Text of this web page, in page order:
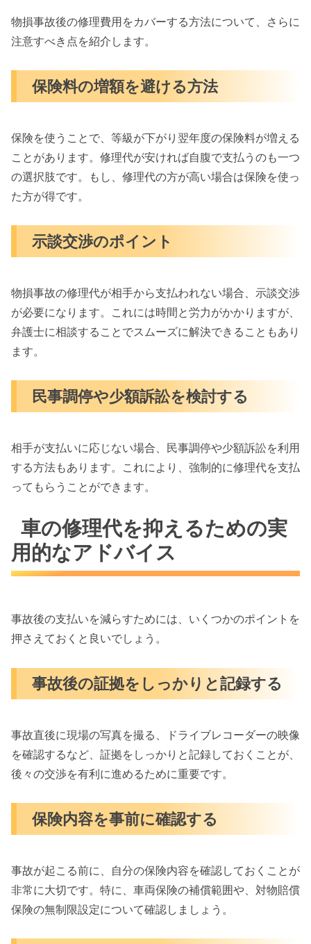
物損事故後の修理費用をカバーする方法について、さらに
注意すべき点を紹介します。
保険料の増額を避ける方法
保険を使うことで、等級が下がり翌年度の保険料が増える
ことがあります。修理代が安ければ自腹で支払うのも一つ
の選択肢です。もし、修理代の方が高い場合は保険を使っ
た方が得です。
示談交渉のポイント
物損事故の修理代が相手から支払われない場合、示談交渉
が必要になります。これには時間と労力がかかりますが、
弁護士に相談することでスムーズに解決できることもあり
ます。
民事調停や少額訴訟を検討する
相手が支払いに応じない場合、民事調停や少額訴訟を利用
する方法もあります。これにより、強制的に修理代を支払
ってもらうことができます。
車の修理代を抑えるための実
用的なアドバイス
事故後の支払いを減らすためには、いくつかのポイントを
押さえておくと良いでしょう。
事故後の証拠をしっかりと記録する
事故直後に現場の写真を撮る、ドライブレコーダーの映像
を確認するなど、証拠をしっかりと記録しておくことが、
後々の交渉を有利に進めるために重要です。
保険内容を事前に確認する
事故が起こる前に、自分の保険内容を確認しておくことが
非常に大切です。特に、車両保険の補償範囲や、対物賠償
保険の無制限設定について確認しましょう。